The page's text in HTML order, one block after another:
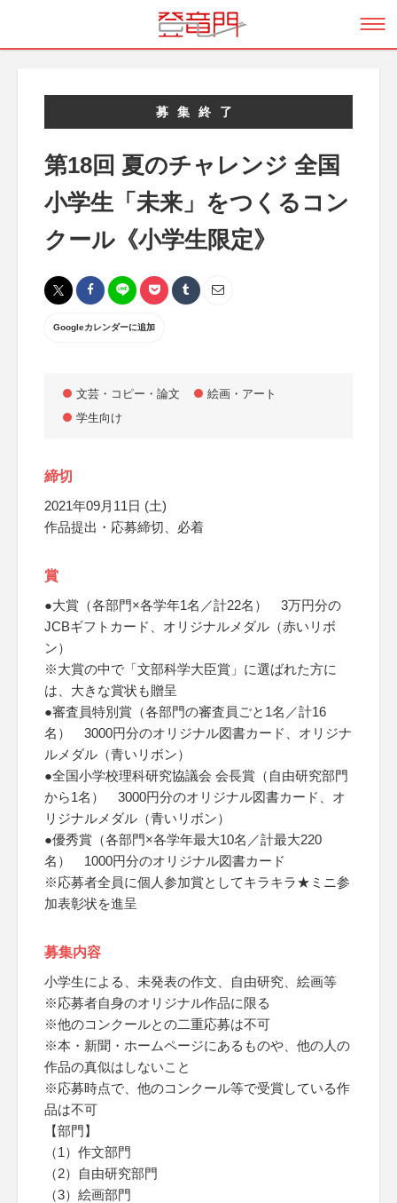
募集終了
第18回 夏のチャレンジ 全国
小学生「未来」をつくるコン
クール《小学生限定》
Googleカレンダーに追加
文芸・コピー・論文
絵画・アート
学生向け
締切
2021年09月11日 (土)
作品提出・応募締切、必着
賞
●大賞（各部門×各学年1名／計22名） 3万円分の
JCBギフトカード、オリジナルメダル（赤いリボ
ン）
※大賞の中で「文部科学大臣賞」に選ばれた方に
は、大きな賞状も贈呈
●審査員特別賞（各部門の審査員ごと1名／計16
名） 3000円分のオリジナル図書カード、オリジナ
ルメダル（青いリボン）
●全国小学校理科研究協議会 会長賞（自由研究部門
から1名） 3000円分のオリジナル図書カード、オ
リジナルメダル（青いリボン）
●優秀賞（各部門×各学年最大10名／計最大220
名） 1000円分のオリジナル図書カード
※応募者全員に個人参加賞としてキラキラ★ミニ参
加表彰状を進呈
募集内容
小学生による、未発表の作文、自由研究、絵画等
※応募者自身のオリジナル作品に限る
※他のコンクールとの二重応募は不可
※本・新聞・ホームページにあるものや、他の人の
作品の真似はしないこと
※応募時点で、他のコンクール等で受賞している作
品は不可
【部門】
（1）作文部門
（2）自由研究部門
（3）絵画部門